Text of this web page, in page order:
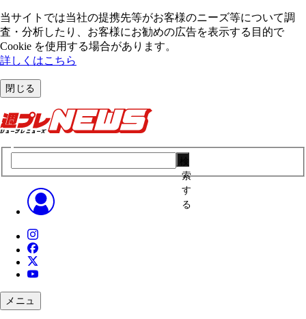
当サイトでは当社の提携先等がお客様のニーズ等について調
査・分析したり、お客様にお勧めの広告を表⽰する⽬的で
Cookie を使⽤する場合があります。
詳しくはこちら
閉じる
索
す
る
メニュ